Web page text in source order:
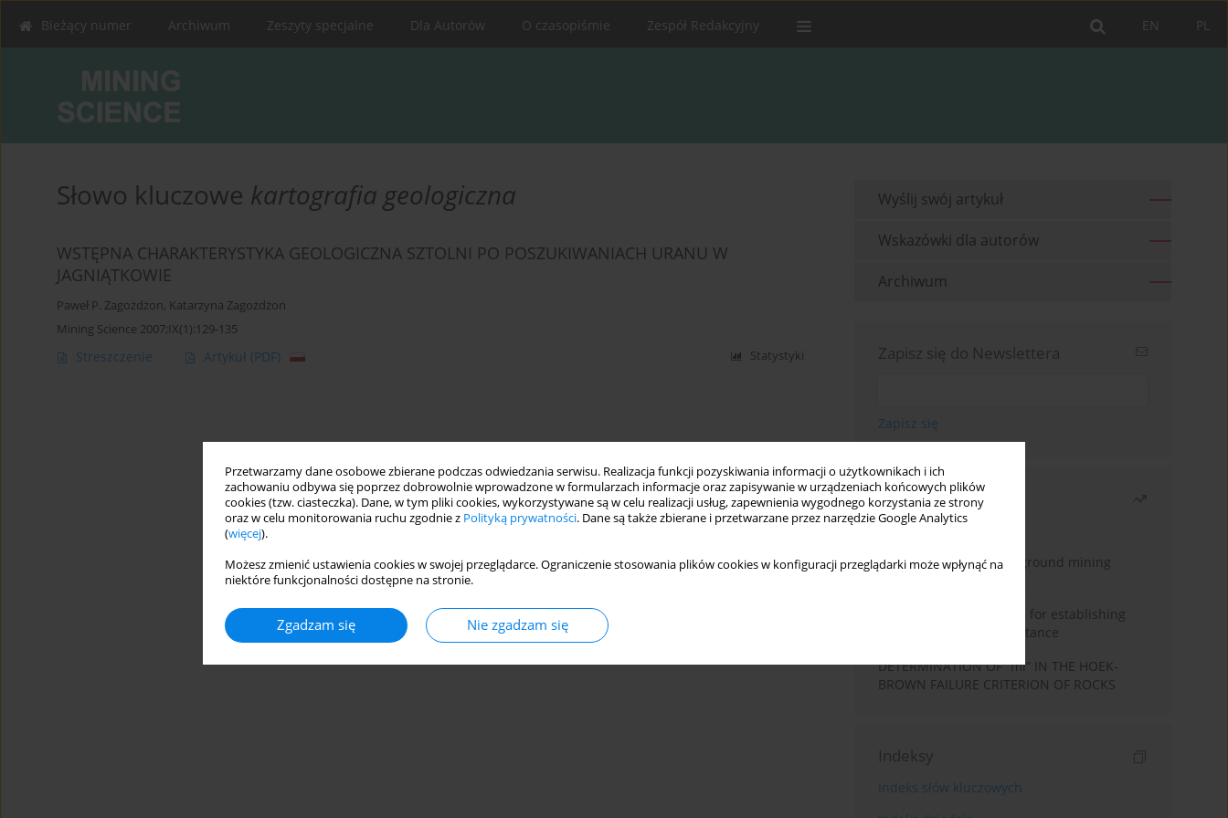
Przetwarzamy dane osobowe zbierane podczas odwiedzania serwisu. Realizacja funkcji pozyskiwania informacji o użytkownikach i ich
zachowaniu odbywa się poprzez dobrowolnie wprowadzone w formularzach informacje oraz zapisywanie w urządzeniach końcowych plików
cookies (tzw. ciasteczka). Dane, w tym pliki cookies, wykorzystywane są w celu realizacji usług, zapewnienia wygodnego korzystania ze strony
oraz w celu monitorowania ruchu zgodnie z Polityką prywatności. Dane są także zbierane i przetwarzane przez narzędzie Google Analytics
(więcej).
Możesz zmienić ustawienia cookies w swojej przeglądarce. Ograniczenie stosowania plików cookies w konfiguracji przeglądarki może wpłynąć na
niektóre funkcjonalności dostępne na stronie.
Zgadzam się Nie zgadzam się
PL
EN
Bieżący numer Archiwum Zeszyty specjalne Dla Autorów O czasopiśmie Zespół Redakcyjny
Słowo kluczowe kartografia geologiczna
WSTĘPNA CHARAKTERYSTYKA GEOLOGICZNA SZTOLNI PO POSZUKIWANIACH URANU W
JAGNIĄTKOWIE
Paweł P. Zagożdżon, Katarzyna Zagożdżon
Mining Science 2007;IX(1):129-135
Streszczenie Artykuł (PDF) Statystyki
Wyślij swój artykuł
Wskazówki dla autorów
Archiwum
Zapisz się do Newslettera
Najczęściej czytane
Miesiąc
Rok
Methodology for underground mining
New theoretical method for establishing
indentation rolling resistance
DETERMINATION OF “mi” IN THE HOEK-
BROWN FAILURE CRITERION OF ROCKS
Indeksy
Indeks słów kluczowych